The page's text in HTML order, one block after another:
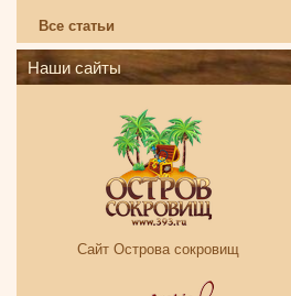
Все статьи
Наши сайты
Сайт Острова сокровищ